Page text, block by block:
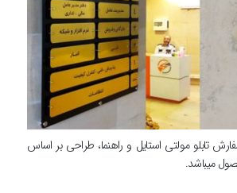
تابلو مولتی استایل و راهنما، طراحی بر اساس
میباشد.